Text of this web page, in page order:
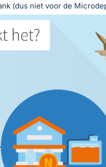
(dus niet voor de